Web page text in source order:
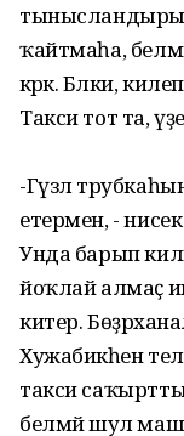
ҡайтмаһа,
кәрәк. Бәлки,
Такси тот та,
-Гүзәл
етермен, -
Унда барып
йоҡлай алмаҫ
китер.
Хужабикәһен
такси саҡыртты
белмәй шул